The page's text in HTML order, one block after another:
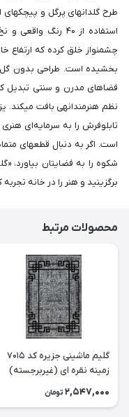
طرح گلدانهای پرگل و پیچکهای
استفاده از ۴۰
بخشیده است. طراحی بدون گل
فضاهای مدرن و سنتی تبدیل
نظم هنرمندانهی بافت میکند.
تابلوفرش را به سرمایه‌ای
است. اگر به دنبال قطعهای
شکوه را به فضایتان بیاورد،
برگزینید و هنر را در خانه تجربه
محصولات مرتبط
گلیم ماشینی جزیره کد 7015
زمینه نقره ای (غیربرجسته)
2,547,000 تومان